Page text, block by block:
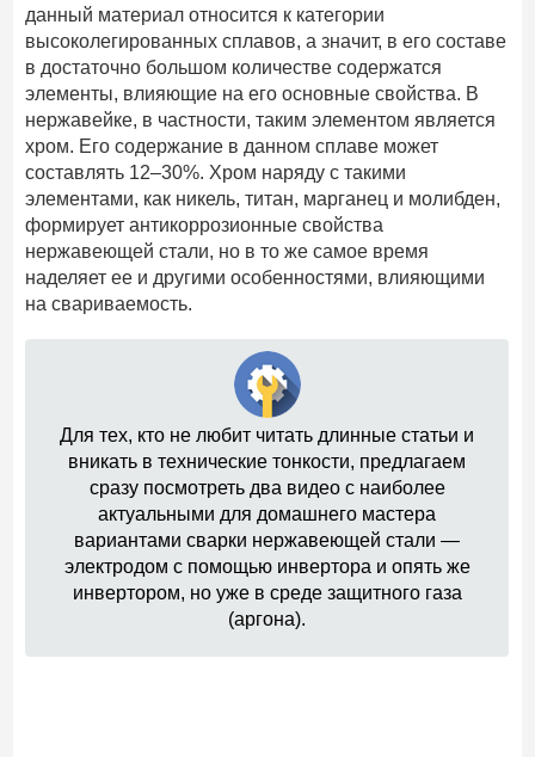
данный материал относится к категории
высоколегированных сплавов, а значит, в его составе
в достаточно большом количестве содержатся
элементы, влияющие на его основные свойства. В
нержавейке, в частности, таким элементом является
хром. Его содержание в данном сплаве может
составлять 12–30%. Хром наряду с такими
элементами, как никель, титан, марганец и молибден,
формирует антикоррозионные свойства
нержавеющей стали, но в то же самое время
наделяет ее и другими особенностями, влияющими
на свариваемость.
Для тех, кто не любит читать длинные статьи и
вникать в технические тонкости, предлагаем
сразу посмотреть два видео с наиболее
актуальными для домашнего мастера
вариантами сварки нержавеющей стали —
электродом с помощью инвертора и опять же
инвертором, но уже в среде защитного газа
(аргона).